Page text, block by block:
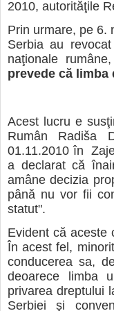
2010, autorităţile
Prin urmare, pe 6.
Serbia au
naţionale
prevede că limba
Acest lucru e
Rumân Radiša
01.11.2010 în
a declarat că
amâne decizia
până nu vor fii
statut".
Evident că aceste
În acest fel,
conducerea sa,
deoarece limba
privarea dreptului
Serbiei şi